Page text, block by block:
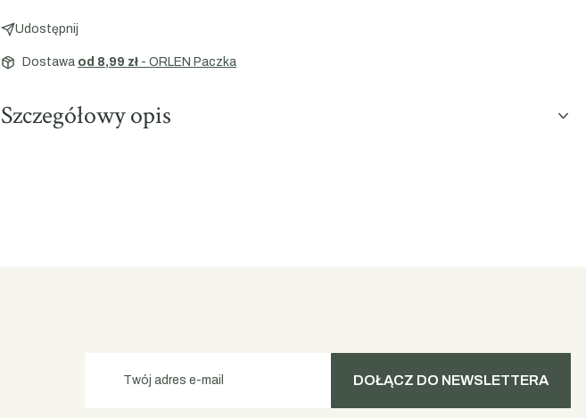
Udostępnij
Dostawa od 8,99 zł - ORLEN Paczka
Szczegółowy opis
Twój adres e-mail DOŁĄCZ DO NEWSLETTERA